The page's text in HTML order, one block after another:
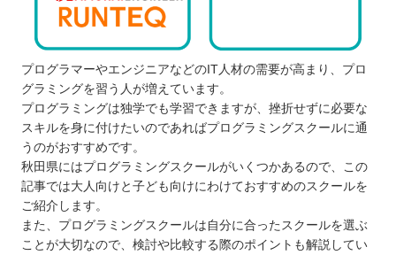
プログラマーやエンジニアなどのIT人材の需要が高まり、プロ
グラミングを習う人が増えています。
プログラミングは独学でも学習できますが、挫折せずに必要な
スキルを身に付けたいのであればプログラミングスクールに通
うのがおすすめです。
秋田県にはプログラミングスクールがいくつかあるので、この
記事では大人向けと子ども向けにわけておすすめのスクールを
ご紹介します。
また、プログラミングスクールは自分に合ったスクールを選ぶ
ことが大切なので、検討や比較する際のポイントも解説してい